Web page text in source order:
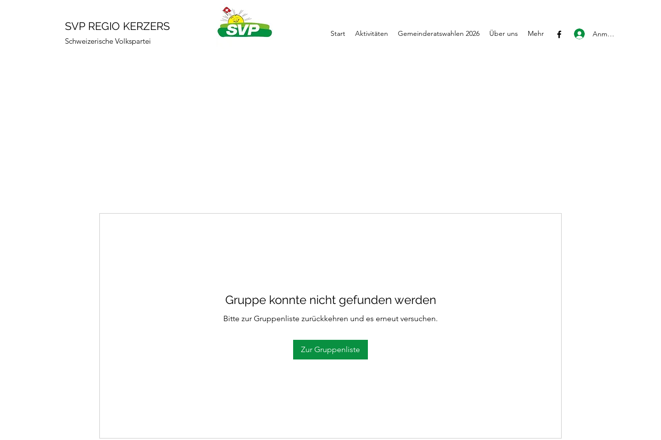
SVP REGIO KERZERS
Schweizerische Volkspartei
Start Aktivitäten Gemeinderatswahlen 2026 Über uns Mehr Anmelden
Gruppe konnte nicht gefunden werden
Bitte zur Gruppenliste zurückkehren und es erneut versuchen.
Zur Gruppenliste